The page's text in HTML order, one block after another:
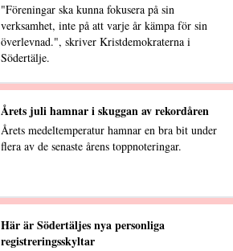
"Föreningar ska kunna fokusera på sin
verksamhet, inte på att varje år kämpa för sin
överlevnad.", skriver Kristdemokraterna i
Södertälje.
Årets juli hamnar i skuggan av rekordåren
Årets medeltemperatur hamnar en bra bit under
flera av de senaste årens toppnoteringar.
Här är Södertäljes nya personliga
registreringsskyltar